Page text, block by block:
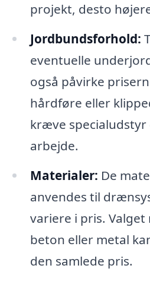
projekt, desto
Jordbundsforhold:
eventuelle
også påvirke
hårdføre eller
kræve specialudstyr
arbejde.
Materialer: De
anvendes til
variere i pris. Valget
beton eller metal
den samlede pris.